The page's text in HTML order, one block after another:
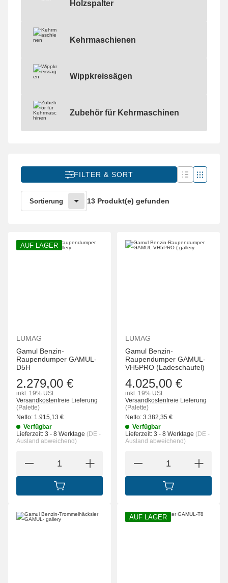
Holzspalter
Kehrmaschienen
Kehrmaschienen
Wippkreissägen
Wippkreissägen
Zubehör für Kehrmaschinen
Zubehör für Kehrmaschinen
FILTER & SORT
Sortierung 13 Produkt(e) gefunden
AUF LAGER
LUMAG
Gamul Benzin-
Raupendumper GAMUL-
D5H
2.279,00 €
inkl. 19% USt.
Versandkostenfreie Lieferung
(Palette)
Netto: 1.915,13 €
Verfügbar
Lieferzeit: 3 - 8 Werktage (DE -
Ausland abweichend)
IN DEN WARENKORB
LUMAG
Gamul Benzin-
Raupendumper GAMUL-
VH5PRO (Ladeschaufel)
4.025,00 €
inkl. 19% USt.
Versandkostenfreie Lieferung
(Palette)
Netto: 3.382,35 €
Verfügbar
Lieferzeit: 3 - 8 Werktage (DE -
Ausland abweichend)
IN DEN
AUF LAGER